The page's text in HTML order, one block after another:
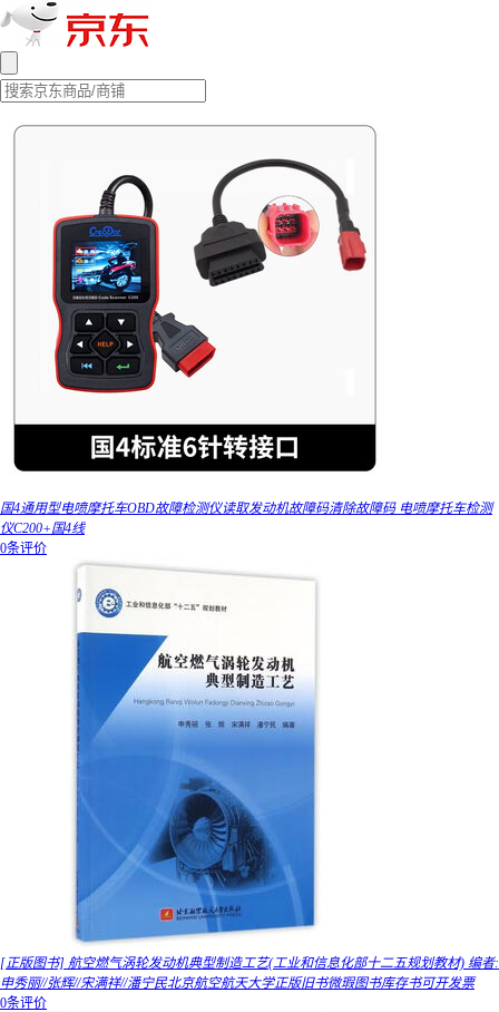
国4通用型电喷摩托车OBD故障检测仪读取发动机故障码清除故障码 电喷摩托车检测
仪C200+国4线
0条评价
[正版图书] 航空燃气涡轮发动机典型制造工艺(工业和信息化部十二五规划教材) 编者:
申秀丽//张辉//宋满祥//潘宁民北京航空航天大学正版旧书微瑕图书库存书可开发票
0条评价